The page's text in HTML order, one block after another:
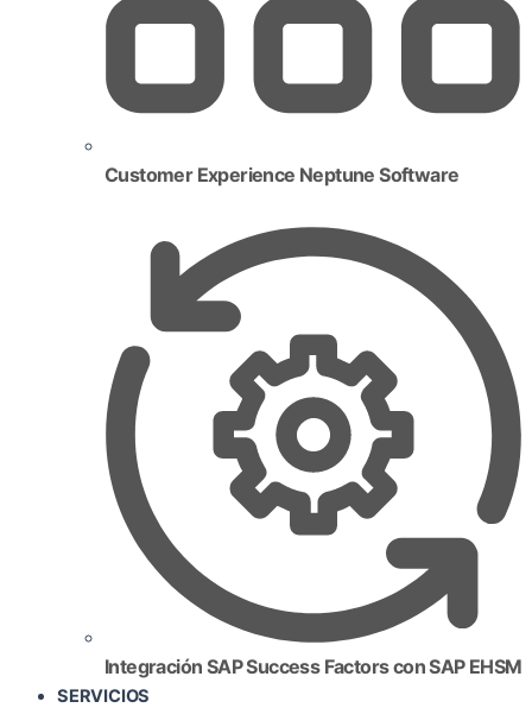
Customer Experience Neptune Software
Integración SAP Success Factors con SAP EHSM
SERVICIOS